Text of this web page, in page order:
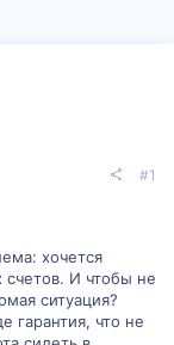
#1
хочется
счетов. И чтобы не
ситуация?
гарантия, что не